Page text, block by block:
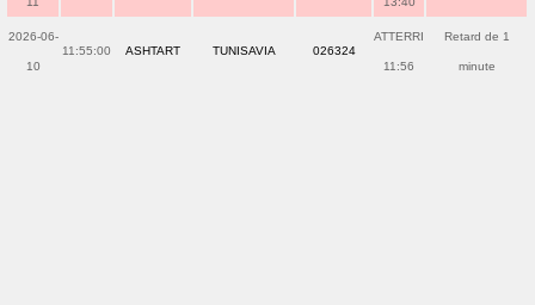
2026-06-
10
11:55:00 ASHTART TUNISAVIA 026324
ATTERRI
11:56
Retard de 1
minute